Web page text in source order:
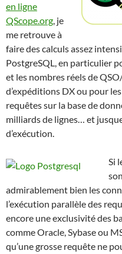
en ligne
QScope.org, je
me retrouve à
faire des calculs assez
PostgreSQL, en particulier
et les nombres réels de
d’expéditions DX ou pour
requêtes sur la base de
milliards de lignes… et
d’exécution.
Si
admirablement bien les
l’exécution parallèle des
encore une exclusivité des
comme Oracle, Sybase ou
qu’une grosse requête ne